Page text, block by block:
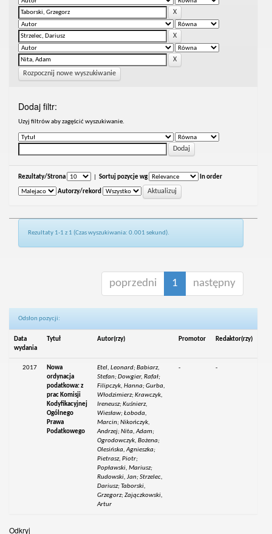
Rozpocznij nowe wyszukiwanie
Dodaj filtr:
Uzyj filtrów aby zagęścić wyszukiwanie.
Rezultaty/Strona Sortuj pozycje wg In order
Autorzy/rekord
Rezultaty 1-1 z 1 (Czas wyszukiwania: 0.001 sekund).
poprzedni 1 następny
Odsłon pozycji:
Data
wydania
Tytuł Autor(rzy) Promotor Redaktor(rzy)
2017
Nowa
ordynacja
podatkowa: z
prac Komisji
Kodyfikacyjnej
Ogólnego
Prawa
Podatkowego
Etel, Leonard; Babiarz,
Stefan; Dowgier, Rafał;
Filipczyk, Hanna; Gurba,
Włodzimierz; Krawczyk,
Ireneusz; Kuśnierz,
Wiesław; Łoboda,
Marcin; Nikończyk,
Andrzej; Nita, Adam;
Ogrodowczyk, Bożena;
Olesińska, Agnieszka;
Pietrasz, Piotr;
Popławski, Mariusz;
Rudowski, Jan; Strzelec,
Dariusz; Taborski,
Grzegorz; Zajączkowski,
Artur
- -
Odkryj